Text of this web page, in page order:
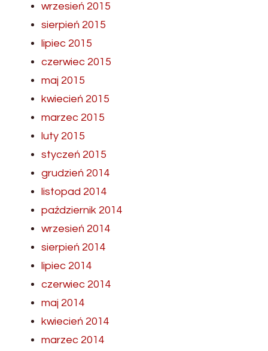
wrzesień 2015
sierpień 2015
lipiec 2015
czerwiec 2015
maj 2015
kwiecień 2015
marzec 2015
luty 2015
styczeń 2015
grudzień 2014
listopad 2014
październik 2014
wrzesień 2014
sierpień 2014
lipiec 2014
czerwiec 2014
maj 2014
kwiecień 2014
marzec 2014